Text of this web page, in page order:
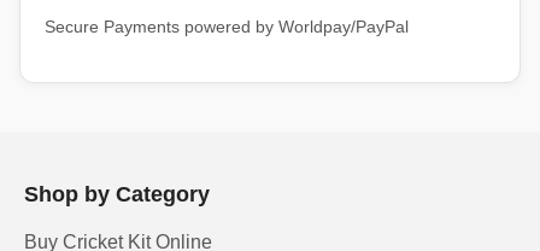
Secure Payments powered by Worldpay/PayPal
Shop by Category
Buy Cricket Kit Online